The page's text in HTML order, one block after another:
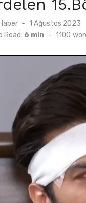
Posted
on
1 Ağustos 2023
Read: 6 min - 1100